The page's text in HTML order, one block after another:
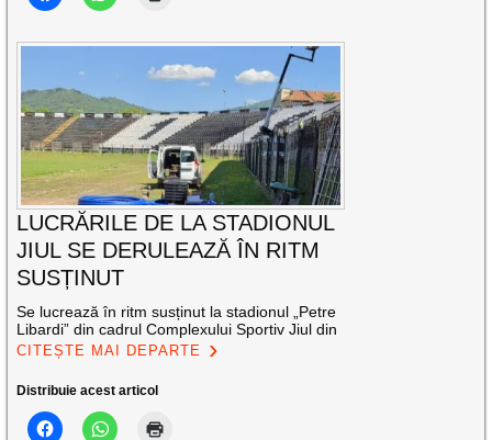
LUCRĂRILE DE LA STADIONUL
JIUL SE DERULEAZĂ ÎN RITM
SUSȚINUT
Se lucrează în ritm susținut la stadionul „Petre
Libardi” din cadrul Complexului Sportiv Jiul din
CITEȘTE MAI DEPARTE
Distribuie acest articol